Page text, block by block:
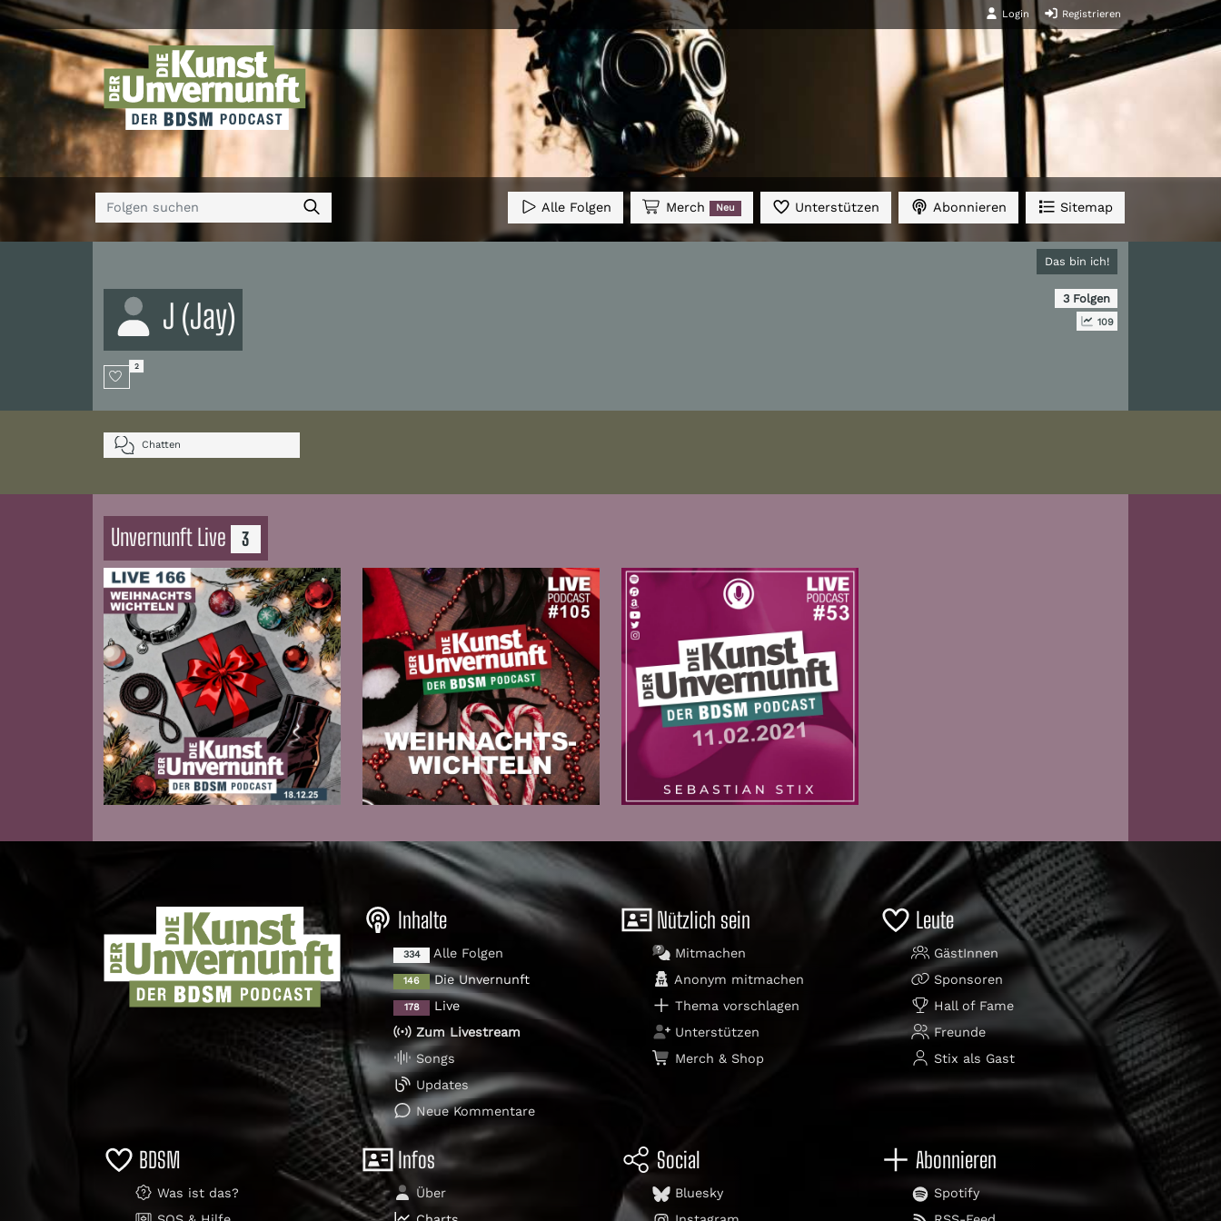
Login Registrieren
Alle Folgen Merch Neu Unterstützen Abonnieren Sitemap
Das bin ich!
J (Jay) 3 Folgen
109
2
Chatten
Unvernunft Live 3
Zur Folge Zur Folge Zur Folge
Inhalte
334 Alle Folgen
146 Die Unvernunft
178
Live
Zum Livestream
Songs
Updates
Neue Kommentare
Nützlich sein
Mitmachen
Anonym mitmachen
Thema vorschlagen
Unterstützen
Merch & Shop
Leute
GästInnen
Sponsoren
Hall of Fame
Freunde
Stix als Gast
BDSM
Was ist das?
Infos
Über
Social
Bluesky
Abonnieren
Spotify